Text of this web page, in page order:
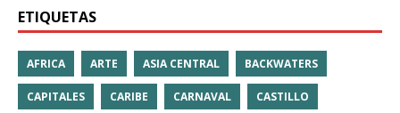
ETIQUETAS
AFRICA ARTE ASIA CENTRAL BACKWATERS
CAPITALES CARIBE CARNAVAL CASTILLO